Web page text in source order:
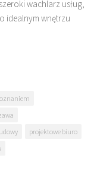
wachlarz usług,
idealnym wnętrzu
projektowe biuro